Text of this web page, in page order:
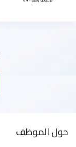
حول الموظف